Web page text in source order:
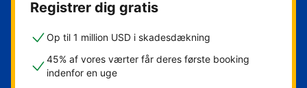
Registrer dig gratis
Op til 1 million USD i skadesdækning
45% af vores værter får deres første booking
indenfor en uge